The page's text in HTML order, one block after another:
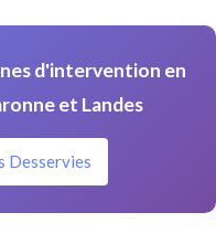
d'intervention en
et Landes
Desservies